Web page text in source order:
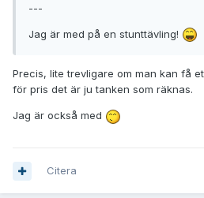
---
Jag är med på en stunttävling!
Precis, lite trevligare om man kan få
för pris det är ju tanken som räknas.
Jag är också med
Citera